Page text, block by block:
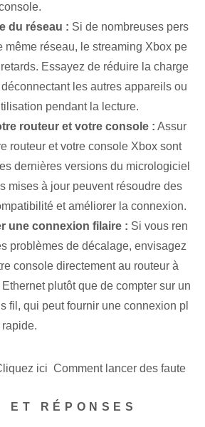
du réseau : Si de nombreuses pers
même réseau, le streaming Xbox pe
Essayez de réduire la charge
les autres appareils ou
pendant la lecture.
routeur et votre console : Assur
routeur et votre console Xbox sont
dernières versions du micrologiciel
mises à jour peuvent résoudre des
et améliorer la connexion.
une connexion filaire : Si vous ren
problèmes de décalage, envisagez
console directement au routeur à
plutôt que de compter sur un
fil, qui peut fournir une connexion pl
ici Comment lancer des faute
ET RÉPONSES